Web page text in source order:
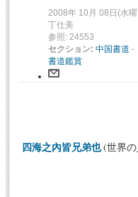
2008年 10月 08日(水
丁仕美
参照: 24553
セクション: 中国書道 -
書道鑑賞
四海之內皆兄弟也(世界の